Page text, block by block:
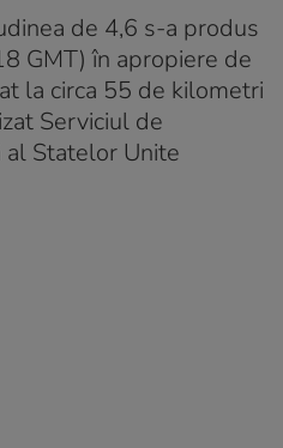
de 4,6 s-a produs
GMT) în apropiere de
la circa 55 de kilometri
Serviciul de
Statelor Unite